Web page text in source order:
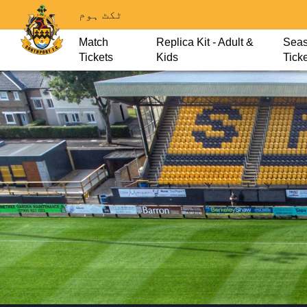
ٹکٹ ہوم
Match
Tickets
Replica Kit - Adult &
Kids